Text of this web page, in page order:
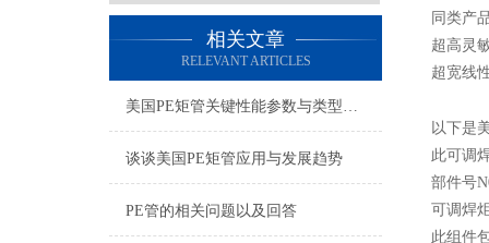
相关文章
RELEVANT ARTICLES
美国PE矩管关键性能参数与类型选择
谈谈美国PE矩管应用与发展趋势
PE管的相关问题以及回答
同类产
超高灵
超宽线
以下是
此可调
部件号
可调焊
此组件